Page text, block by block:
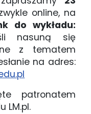
online, na
do wykładu:
nasuną się
z tematem
na adres:
patronatem
LM.pl.